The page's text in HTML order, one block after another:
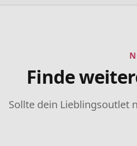
Finde
Sollte dein Lieblingsoutlet